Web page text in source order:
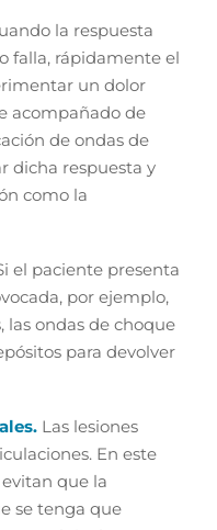
la respuesta
falla, rápidamente el
un dolor
acompañado de
de ondas de
dicha respuesta y
como la
el paciente presenta
por ejemplo,
las ondas de choque
para devolver
Las lesiones
En este
que la
se tenga que